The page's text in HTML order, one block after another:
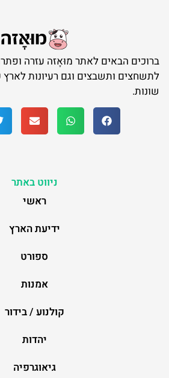
ברוכים הבאים לאתר מוּאָזה עזרה
לתשחצים ותשבצים וגם רעיונות לארץ
שונות.
ניווט באתר
ראשי
ידיעת הארץ
ספורט
אמנות
קולנוע / בידור
יהדות
גיאוגרפיה